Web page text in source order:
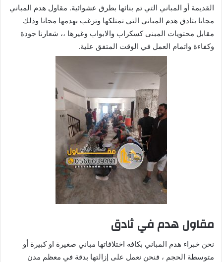
القديمة أو المباني التي تم بنائها بطرق عشوائية. مقاول هدم المباني
مجانا بثادق هدم المباني التي تمتلكها وترغب بهدمها مجانا وذلك
مقابل محتويات المبنى كسكراب والابواب وغيرها ،، شعارنا جودة
وكفاءة واتمام العمل في الوقت المتفق علية.
مقاول هدم في ثادق
نحن خبراء هدم المباني بكافه اختلافاتها مباني صغيرة او كبيرة أو
متوسطة الحجم ، فنحن نعمل على إزالتها بدقة في معظم مدن